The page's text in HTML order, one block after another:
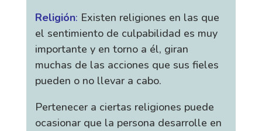
Religión: Existen religiones en las que
el sentimiento de culpabilidad es muy
importante y en torno a él, giran
muchas de las acciones que sus fieles
pueden o no llevar a cabo.
Pertenecer a ciertas religiones puede
ocasionar que la persona desarrolle en